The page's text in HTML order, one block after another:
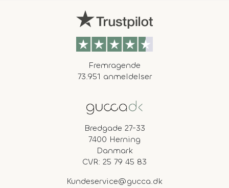
Fremragende
73.951 anmeldelser
Bredgade 27-33
7400 Herning
Danmark
CVR: 25 79 45 83
Kundeservice@gucca.dk